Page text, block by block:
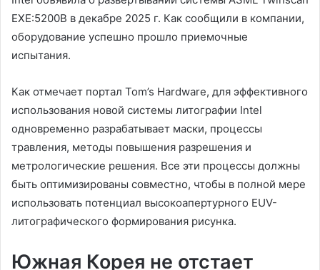
EXE:5200B в декабре 2025 г. Как сообщили в компании,
оборудование успешно прошло приемочные
испытания.
Как отмечает портал Tom’s Hardware, для эффективного
использования новой системы литографии Intel
одновременно разрабатывает маски, процессы
травления, методы повышения разрешения и
метрологические решения. Все эти процессы должны
быть оптимизированы совместно, чтобы в полной мере
использовать потенциал высокоапертурного EUV-
литографического формирования рисунка.
Южная Корея не отстает